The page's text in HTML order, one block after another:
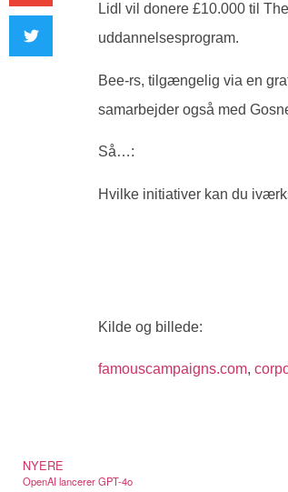
Lidl vil donere £10.000 til
uddannelsesprogram.
Bee-rs, tilgængelig via en
samarbejder også med
Så…:
Hvilke initiativer kan du
Kilde og billede:
famouscampaigns.com,
NYERE
OpenAI lancerer GPT-4o